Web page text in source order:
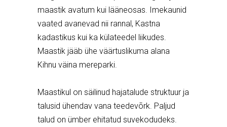
maastik avatum kui lääneosas. Imekaunid
vaated avanevad nii rannal, Kastna
kadastikus kui ka külateedel liikudes.
Maastik jääb ühe väärtuslikuma alana
Kihnu väina mereparki.
Maastikul on säilinud hajatalude struktuur ja
talusid ühendav vana teedevõrk. Paljud
talud on ümber ehitatud suvekodudeks.